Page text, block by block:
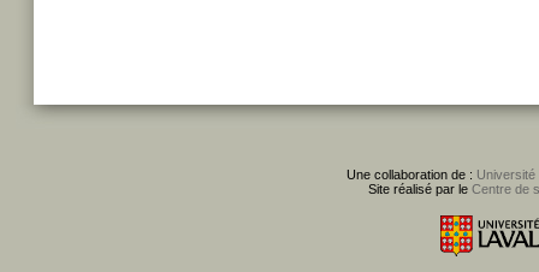
Une collaboration de : Université
Site réalisé par le Centre de